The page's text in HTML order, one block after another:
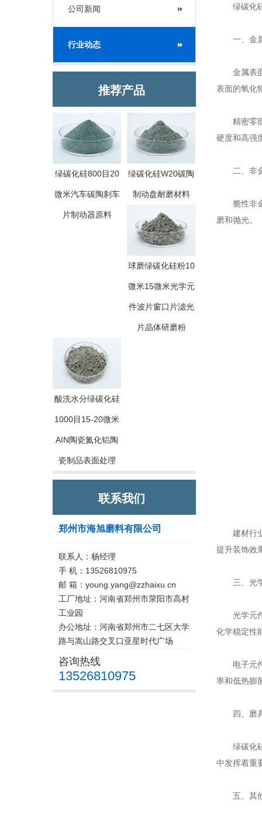
公司新闻
行业动态
推荐产品
绿碳化硅800目20
微米汽车碳陶刹车
片制动器原料
绿碳化硅W20碳陶
制动盘耐磨材料
球磨绿碳化硅粉10
微米15微米光学元
件波片窗口片滤光
片晶体研磨粉
酸洗水分绿碳化硅
1000目15-20微米
AIN陶瓷氮化铝陶
瓷制品表面处理
联系我们
郑州市海旭磨料有限公司
联系人：杨经理
手 机：13526810975
邮 箱：young.yang@zzhaixu.cn
工厂地址：河南省郑州市荥阳市高村
工业园
办公地址：河南省郑州市二七区大学
路与嵩山路交叉口亚星时代广场
咨询热线
13526810975
绿碳化硅
一、金属
金属表面
表面的氧化
精密零部
硬度和高强
二、非金
脆性非金
磨和抛光。
建材行业
提升装饰效
三、光学
光学元件
化学稳定性
电子元件
率和低热膨
四、磨
绿碳化硅
中发挥着重
五、其